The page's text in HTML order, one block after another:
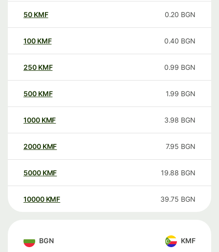
50 KMF 0.20 BGN
100 KMF 0.40 BGN
250 KMF 0.99 BGN
500 KMF 1.99 BGN
1000 KMF 3.98 BGN
2000 KMF 7.95 BGN
5000 KMF 19.88 BGN
10000 KMF 39.75 BGN
BGN KMF